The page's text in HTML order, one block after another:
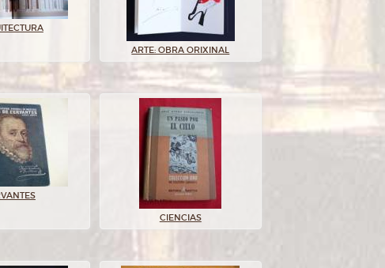
ARTE: OBRA ORIXINAL
CIENCIAS